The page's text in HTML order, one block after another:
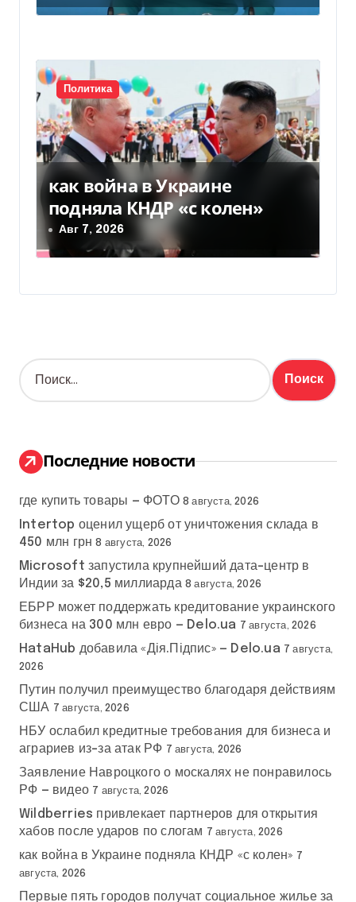
Политика
как война в Украине
подняла КНДР «с колен»
Авг 7, 2026
Н
а
:
Последние новости
где купить товары — ФОТО 8 августа, 2026
Intertop оценил ущерб от уничтожения склада в
450 млн грн 8 августа, 2026
Microsoft запустила крупнейший дата-центр в
Индии за $20,5 миллиарда 8 августа, 2026
ЕБРР может поддержать кредитование украинского
бизнеса на 300 млн евро — Delo.ua 7 августа, 2026
HataHub добавила «Дія.Підпис» — Delo.ua 7 августа,
2026
Путин получил преимущество благодаря действиям
США 7 августа, 2026
НБУ ослабил кредитные требования для бизнеса и
аграриев из-за атак РФ 7 августа, 2026
Заявление Навроцкого о москалях не понравилось
РФ — видео 7 августа, 2026
Wildberries привлекает партнеров для открытия
хабов после ударов по слогам 7 августа, 2026
как война в Украине подняла КНДР «с колен» 7
августа, 2026
Первые пять городов получат социальное жилье за